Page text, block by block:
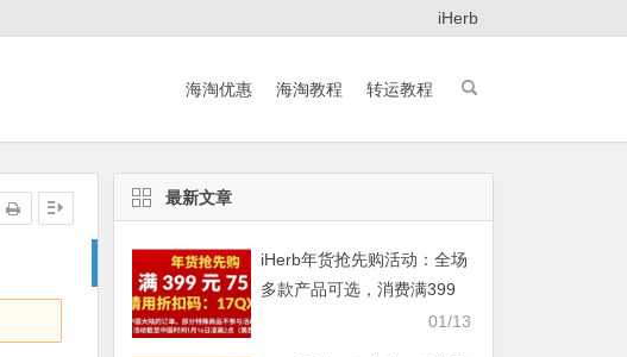
iHerb
海淘优惠 海淘教程 转运教程
最新文章
iHerb年货抢先购活动：全场
多款产品可选，消费满399
01/13